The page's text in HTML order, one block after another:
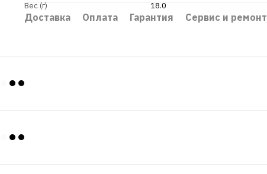
Вес (г)
18.0
Доставка Оплата Гарантия Сервис и ремонт